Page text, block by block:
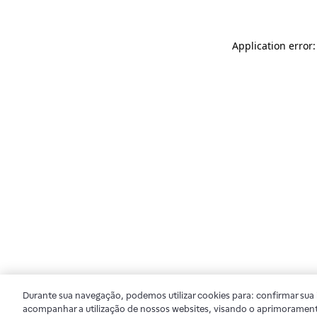
Application
Durante sua navegação, podemos utilizar cookies para: confirmar
acompanhar a utilização de nossos websites, visando o